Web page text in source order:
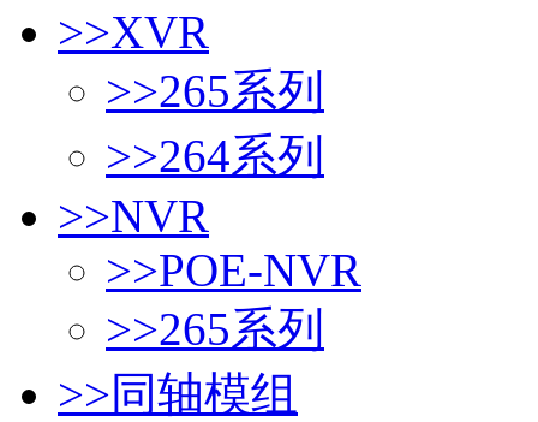
>>XVR
>>265系列
>>264系列
>>NVR
>>POE-NVR
>>265系列
>>同轴模组